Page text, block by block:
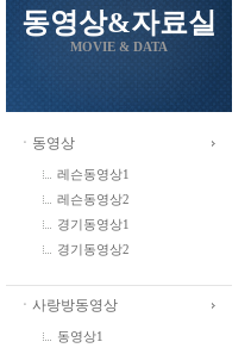
동영상&자료실
MOVIE & DATA
ㆍ동영상
레슨동영상1
레슨동영상2
경기동영상1
경기동영상2
ㆍ사랑방동영상
동영상1